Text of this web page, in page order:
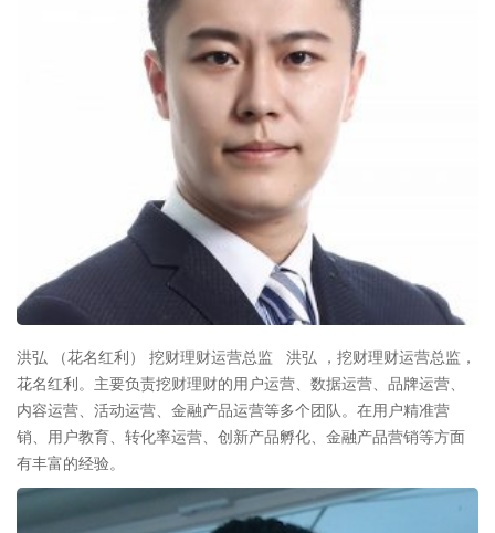
洪弘 （花名红利） 挖财理财运营总监 洪弘 ，挖财理财运营总监，
花名红利。主要负责挖财理财的用户运营、数据运营、品牌运营、
内容运营、活动运营、金融产品运营等多个团队。在用户精准营
销、用户教育、转化率运营、创新产品孵化、金融产品营销等方面
有丰富的经验。